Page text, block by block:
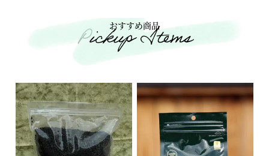
おすすめ商品
Pickup Items